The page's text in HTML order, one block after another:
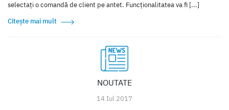
selectați o comandă de client pe antet. Funcționalitatea va fi [...]
Citește mai mult
NOUTATE
14 Iul 2017